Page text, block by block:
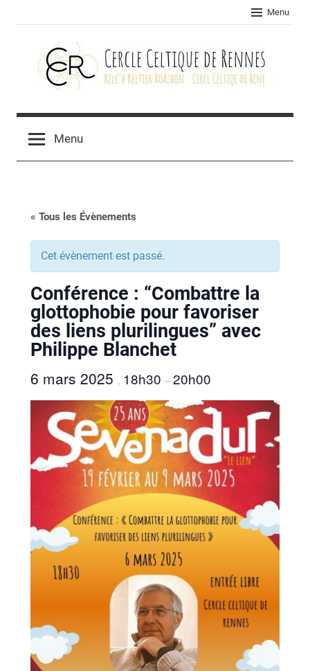
Menu
Cercle
celtique
Rennes
Menu
« Tous les Évènements
Cet évènement est passé.
Conférence : “Combattre la
glottophobie pour favoriser
des liens plurilingues” avec
Philippe Blanchet
6 mars 2025 , 18h30 –20h00